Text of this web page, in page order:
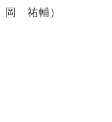
岡 祐輔 ）